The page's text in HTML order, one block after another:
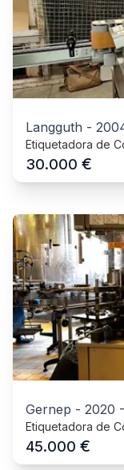
Langguth -
Etiquetadora de
30.000 €
Gernep - 2020 -
Etiquetadora de
45.000 €